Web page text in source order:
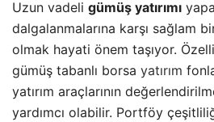
Uzun vadeli gümüş yatırımı
dalgalanmalarına karşı sağlam
olmak hayati önem taşıyor.
gümüş tabanlı borsa yatırım
yatırım araçlarının
yardımcı olabilir. Portföy